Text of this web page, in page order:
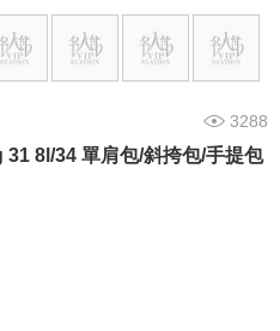
3288
8l/34 單肩包/斜挎包/手提包